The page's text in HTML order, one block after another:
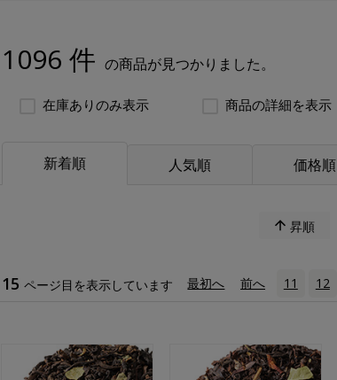
1096 件 の商品が見つかりました。
在庫ありのみ表示 商品の詳細を表示
新着順 人気順 価格順
昇順
15 ページ目を表示しています 最初へ 前へ 11 12